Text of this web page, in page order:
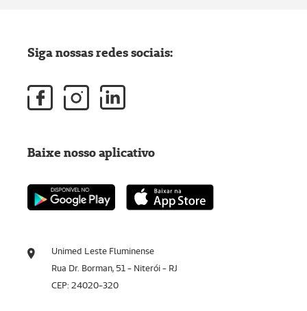
Unimed Leste Fluminense
Rua Dr. Borman, 51 - Niterói - RJ
CEP: 24020-320
Siga nossas redes sociais:
Baixe nosso aplicativo